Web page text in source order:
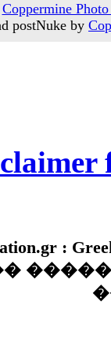
Coppermine
postNuke by
:
: ��